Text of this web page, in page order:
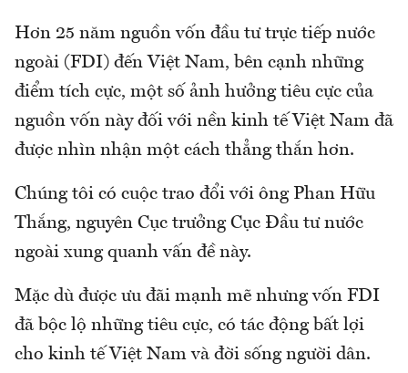
Hơn 25 năm nguồn vốn đầu tư trực tiếp nước
ngoài (FDI) đến Việt Nam, bên cạnh những
điểm tích cực, một số ảnh hưởng tiêu cực của
nguồn vốn này đối với nền kinh tế Việt Nam đã
được nhìn nhận một cách thẳng thắn hơn.
Chúng tôi có cuộc trao đổi với ông Phan Hữu
Thắng, nguyên Cục trưởng Cục Đầu tư nước
ngoài xung quanh vấn đề này.
Mặc dù được ưu đãi mạnh mẽ nhưng vốn FDI
đã bộc lộ những tiêu cực, có tác động bất lợi
cho kinh tế Việt Nam và đời sống người dân.